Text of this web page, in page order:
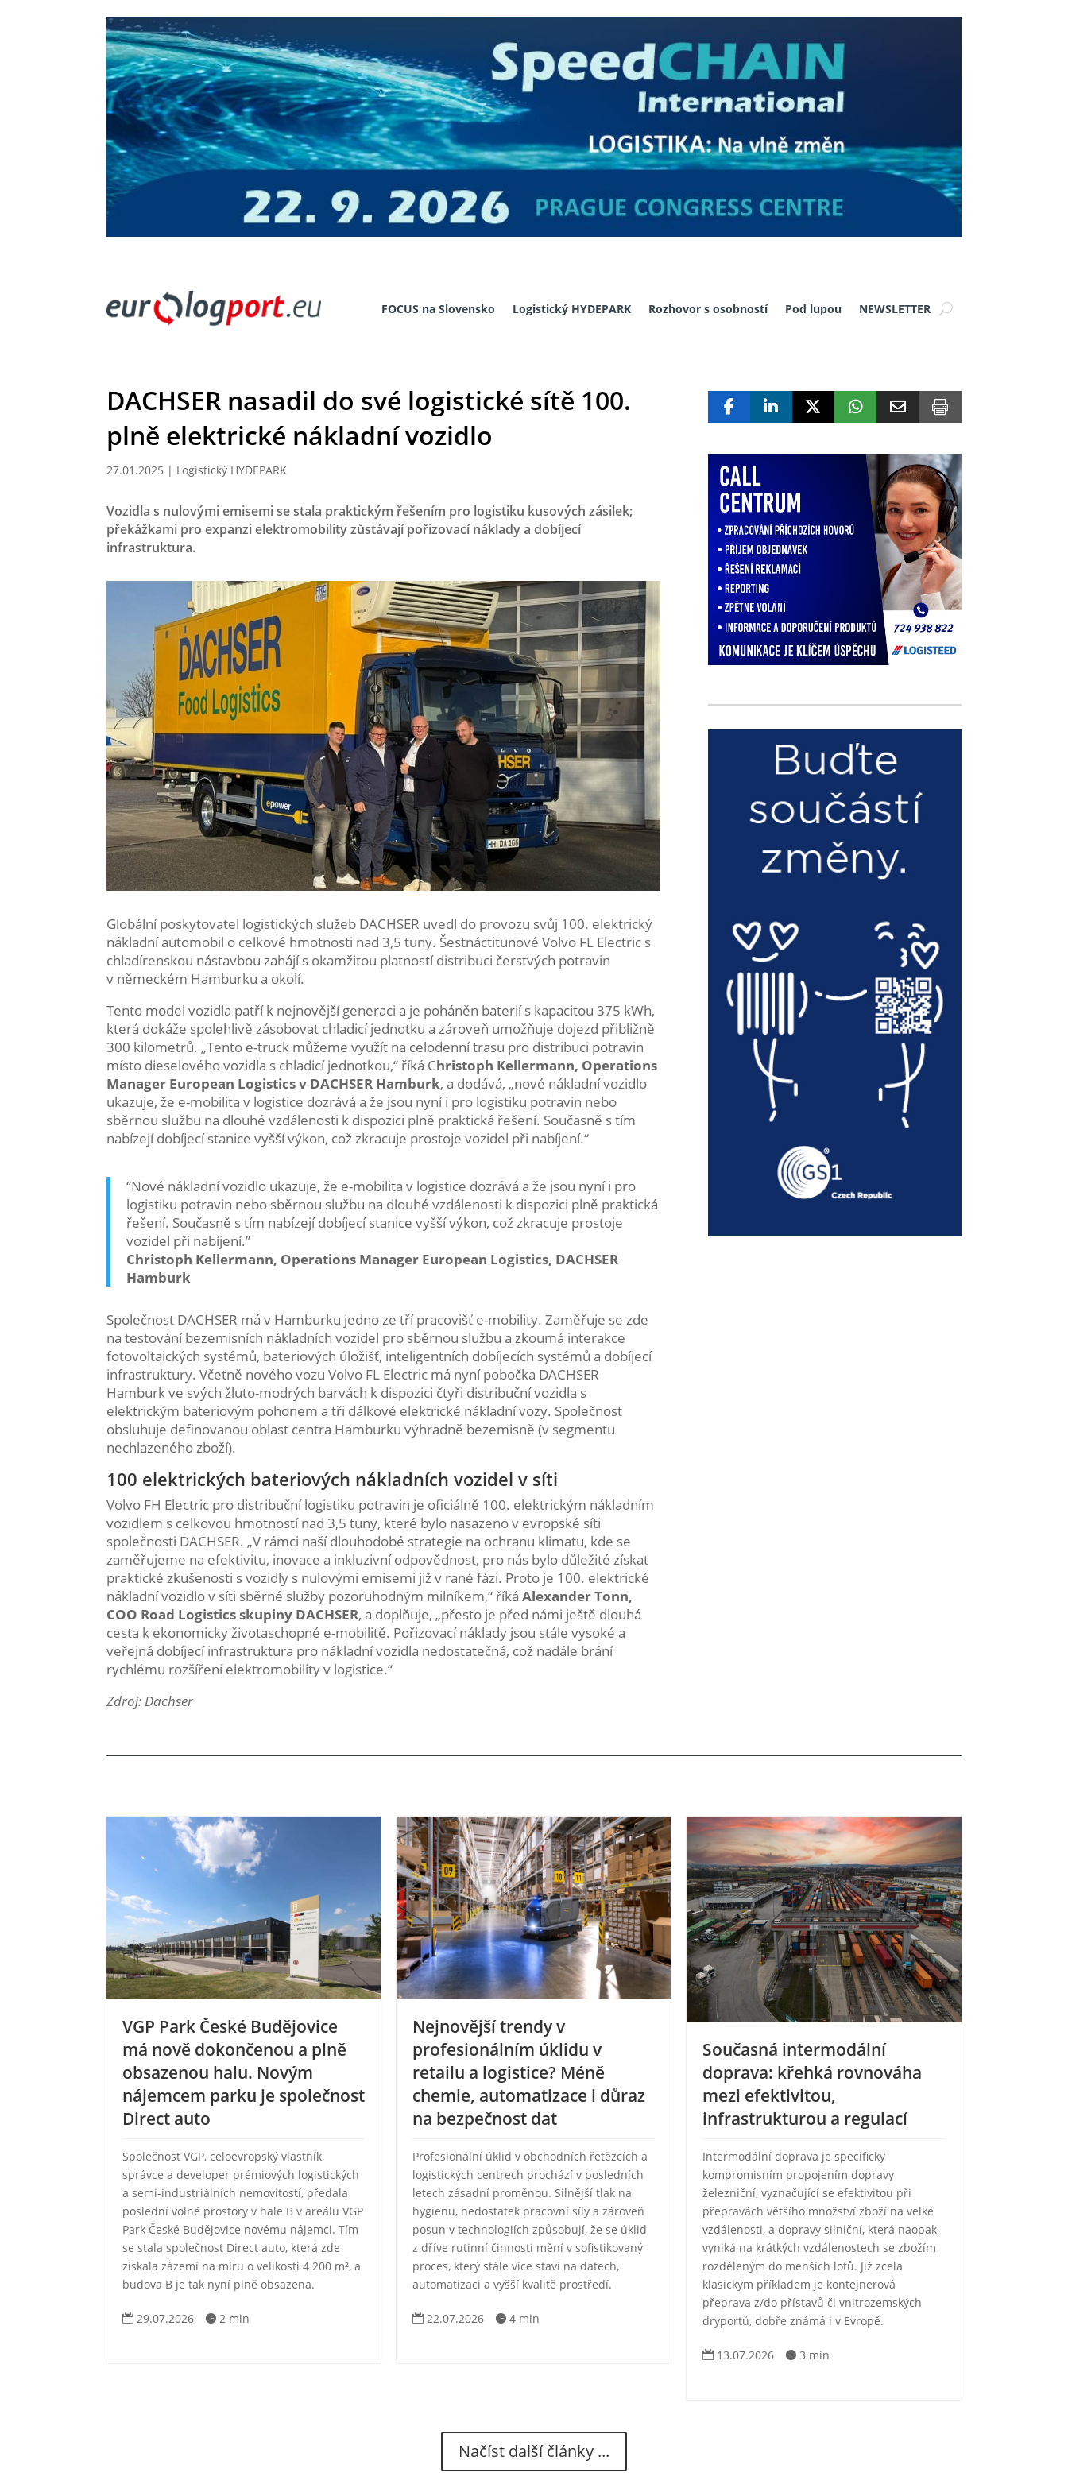
FOCUS na Slovensko Logistický HYDEPARK Rozhovor s osobností Pod lupou NEWSLETTER
DACHSER nasadil do své logistické sítě 100.
plně elektrické nákladní vozidlo
27.01.2025 | Logistický HYDEPARK
Vozidla s nulovými emisemi se stala praktickým řešením pro logistiku kusových zásilek;
překážkami pro expanzi elektromobility zůstávají pořizovací náklady a dobíjecí
infrastruktura.
Globální poskytovatel logistických služeb DACHSER uvedl do provozu svůj 100. elektrický
nákladní automobil o celkové hmotnosti nad 3,5 tuny. Šestnáctitunové Volvo FL Electric s
chladírenskou nástavbou zahájí s okamžitou platností distribuci čerstvých potravin
v německém Hamburku a okolí.
Tento model vozidla patří k nejnovější generaci a je poháněn baterií s kapacitou 375 kWh,
která dokáže spolehlivě zásobovat chladicí jednotku a zároveň umožňuje dojezd přibližně
300 kilometrů. „Tento e-truck můžeme využít na celodenní trasu pro distribuci potravin
místo dieselového vozidla s chladicí jednotkou,“ říká Christoph Kellermann, Operations
Manager European Logistics v DACHSER Hamburk, a dodává, „nové nákladní vozidlo
ukazuje, že e-mobilita v logistice dozrává a že jsou nyní i pro logistiku potravin nebo
sběrnou službu na dlouhé vzdálenosti k dispozici plně praktická řešení. Současně s tím
nabízejí dobíjecí stanice vyšší výkon, což zkracuje prostoje vozidel při nabíjení.“
“Nové nákladní vozidlo ukazuje, že e-mobilita v logistice dozrává a že jsou nyní i pro
logistiku potravin nebo sběrnou službu na dlouhé vzdálenosti k dispozici plně praktická
řešení. Současně s tím nabízejí dobíjecí stanice vyšší výkon, což zkracuje prostoje
vozidel při nabíjení.”
Christoph Kellermann, Operations Manager European Logistics, DACHSER
Hamburk
Společnost DACHSER má v Hamburku jedno ze tří pracovišť e-mobility. Zaměřuje se zde
na testování bezemisních nákladních vozidel pro sběrnou službu a zkoumá interakce
fotovoltaických systémů, bateriových úložišť, inteligentních dobíjecích systémů a dobíjecí
infrastruktury. Včetně nového vozu Volvo FL Electric má nyní pobočka DACHSER
Hamburk ve svých žluto-modrých barvách k dispozici čtyři distribuční vozidla s
elektrickým bateriovým pohonem a tři dálkové elektrické nákladní vozy. Společnost
obsluhuje definovanou oblast centra Hamburku výhradně bezemisně (v segmentu
nechlazeného zboží).
100 elektrických bateriových nákladních vozidel v síti
Volvo FH Electric pro distribuční logistiku potravin je oficiálně 100. elektrickým nákladním
vozidlem s celkovou hmotností nad 3,5 tuny, které bylo nasazeno v evropské síti
společnosti DACHSER. „V rámci naší dlouhodobé strategie na ochranu klimatu, kde se
zaměřujeme na efektivitu, inovace a inkluzivní odpovědnost, pro nás bylo důležité získat
praktické zkušenosti s vozidly s nulovými emisemi již v rané fázi. Proto je 100. elektrické
nákladní vozidlo v síti sběrné služby pozoruhodným milníkem,“ říkáAlexander Tonn,
COO Road Logistics skupiny DACHSER, a doplňuje, „přesto je před námi ještě dlouhá
cesta k ekonomicky životaschopné e-mobilitě. Pořizovací náklady jsou stále vysoké a
veřejná dobíjecí infrastruktura pro nákladní vozidla nedostatečná, což nadále brání
rychlému rozšíření elektromobility v logistice.“
Zdroj: Dachser
VGP Park České Budějovice
má nově dokončenou a plně
obsazenou halu. Novým
nájemcem parku je společnost
Direct auto
Společnost VGP, celoevropský vlastník,
správce a developer prémiových logistických
a semi-industriálních nemovitostí, předala
poslední volné prostory v hale B v areálu VGP
Park České Budějovice novému nájemci. Tím
se stala společnost Direct auto, která zde
získala zázemí na míru o velikosti 4 200 m², a
budova B je tak nyní plně obsazena.
 29.07.2026  2 min
Nejnovější trendy v
profesionálním úklidu v
retailu a logistice? Méně
chemie, automatizace i důraz
na bezpečnost dat
Profesionální úklid v obchodních řetězcích a
logistických centrech prochází v posledních
letech zásadní proměnou. Silnější tlak na
hygienu, nedostatek pracovní síly a zároveň
posun v technologiích způsobují, že se úklid
z dříve rutinní činnosti mění v sofistikovaný
proces, který stále více staví na datech,
automatizaci a vyšší kvalitě prostředí.
 22.07.2026  4 min
Současná intermodální
doprava: křehká rovnováha
mezi efektivitou,
infrastrukturou a regulací
Intermodální doprava je specificky
kompromisním propojením dopravy
železniční, vyznačující se efektivitou při
přepravách většího množství zboží na velké
vzdálenosti, a dopravy silniční, která naopak
vyniká na krátkých vzdálenostech se zbožím
rozděleným do menších lotů. Již zcela
klasickým příkladem je kontejnerová
přeprava z/do přístavů či vnitrozemských
dryportů, dobře známá i v Evropě.
 13.07.2026  3 min
Načíst další články ...